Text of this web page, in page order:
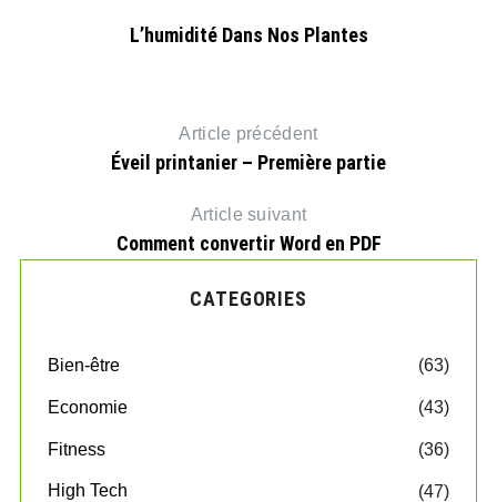
L’humidité Dans Nos Plantes
Article précédent
Éveil printanier – Première partie
Article suivant
Comment convertir Word en PDF
CATEGORIES
Bien-être (63)
Economie (43)
Fitness (36)
High Tech (47)